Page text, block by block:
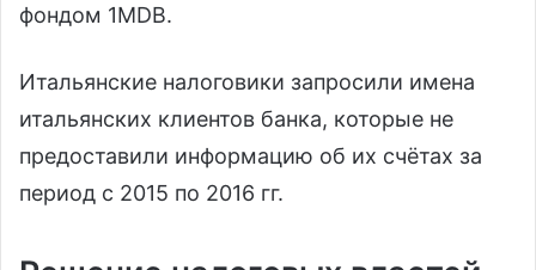
фондом 1MDB.
Итальянские налоговики запросили имена
итальянских клиентов банка, которые не
предоставили информацию об их счётах за
период с 2015 по 2016 гг.